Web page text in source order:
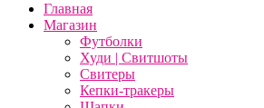
Главная
Магазин
Футболки
Худи | Свитшоты
Свитеры
Кепки-тракеры